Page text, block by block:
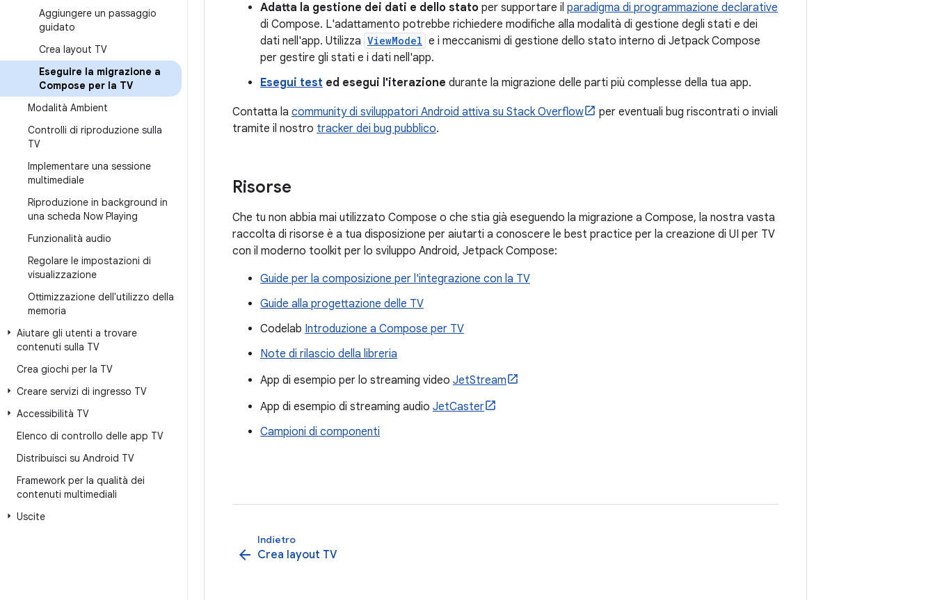
Aggiungere un passaggio
guidato
Crea layout TV
Eseguire la migrazione a
Compose per la TV
Modalità Ambient
Controlli di riproduzione sulla
TV
Implementare una sessione
multimediale
Riproduzione in background in
una scheda Now Playing
Funzionalità audio
Regolare le impostazioni di
visualizzazione
Ottimizzazione dell'utilizzo della
memoria
Aiutare gli utenti a trovare
contenuti sulla TV
Crea giochi per la TV
Creare servizi di ingresso TV
Accessibilità TV
Elenco di controllo delle app TV
Distribuisci su Android TV
Framework per la qualità dei
contenuti multimediali
Uscite
Adatta la gestione dei dati e dello stato per supportare il paradigma di programmazione declarative
di Compose. L'adattamento potrebbe richiedere modifiche alla modalità di gestione degli stati e dei
dati nell'app. Utilizza ViewModel e i meccanismi di gestione dello stato interno di Jetpack Compose
per gestire gli stati e i dati nell'app.
Esegui test ed esegui l'iterazione durante la migrazione delle parti più complesse della tua app.
Contatta la community di sviluppatori Android attiva su Stack Overflow
per eventuali bug riscontrati o inviali
tramite il nostro tracker dei bug pubblico.
Risorse
Che tu non abbia mai utilizzato Compose o che stia già eseguendo la migrazione a Compose, la nostra vasta
raccolta di risorse è a tua disposizione per aiutarti a conoscere le best practice per la creazione di UI per TV
con il moderno toolkit per lo sviluppo Android, Jetpack Compose:
Guide per la composizione per l'integrazione con la TV
Guide alla progettazione delle TV
Codelab Introduzione a Compose per TV
Note di rilascio della libreria
App di esempio per lo streaming video JetStream
App di esempio di streaming audio JetCaster
Campioni di componenti
Indietro
arrow_back Crea layout TV